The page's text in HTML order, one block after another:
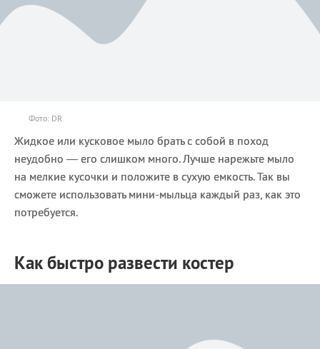
Фото: DR
Жидкое или кусковое мыло брать с собой в поход
неудобно — его слишком много. Лучше нарежьте мыло
на мелкие кусочки и положите в сухую емкость. Так вы
сможете использовать мини-мыльца каждый раз, как это
потребуется.
Как быстро развести костер